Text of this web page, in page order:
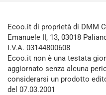
Ecoo.it di proprietà di DMM
Emanuele II, 13, 03018
I.V.A. 03144800608
Ecoo.it non è una testata
aggiornato senza alcuna
considerarsi un prodotto
del 07.03.2001